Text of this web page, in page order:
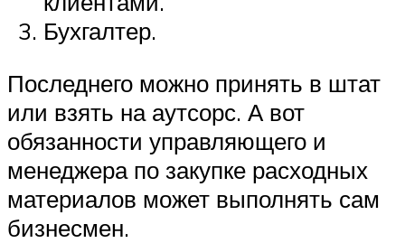
Бухгалтер.
Последнего можно принять в штат
или взять на аутсорс. А вот
обязанности управляющего и
менеджера по закупке расходных
материалов может выполнять сам
бизнесмен.